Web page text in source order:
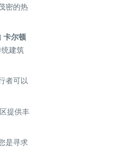
密的热
卡尔顿
建筑
者可以
提供丰
是寻求